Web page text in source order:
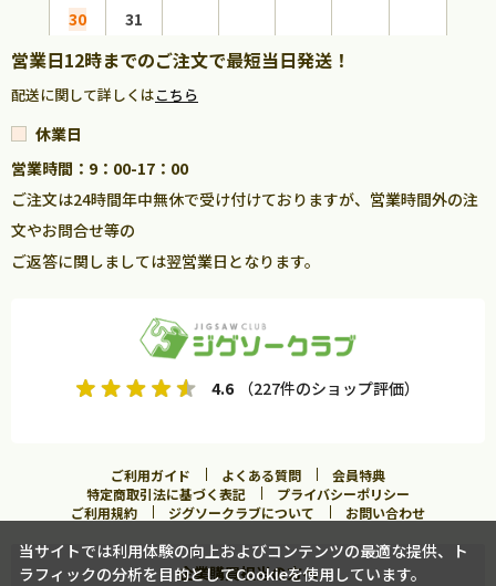
30
31
営業日12時までのご注文で最短当日発送！
配送に関して詳しくはこちら
休業日
営業時間：9：00-17：00
ご注文は24時間年中無休で受け付けておりますが、営業時間外の注
文やお問合せ等の
ご返答に関しましては翌営業日となります。
4.6 （227件のショップ評価）
ご利用ガイド よくある質問
会員特典
特定商取引法に基づく表記
プライバシーポリシー
ご利用規約
ジグソークラブについて お問い合わせ
企業購買担当の方へ
当サイトでは利用体験の向上およびコンテンツの最適な提供、ト
ラフィックの分析を目的としてCookieを使用しています。